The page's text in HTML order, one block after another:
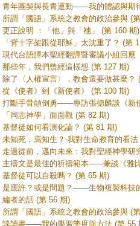
青年團契與長青運動——我的體認與期
所謂「國語」系統之教會的政治參與 (
更正說明 ：「他」與「祂」 (第 160 期)
「背十字架跟從耶穌」太沈重了？ (第
現代台語譯本聖經翻譯暨審議小組回應
那些年，我們曾經這樣想 (第 127 期)
除了〈人權宣言〉，教會還要做甚麼？
從《使者》到《新使者》 (第 100 期)
打斷手骨顛倒勇——專訪張德麟談《新
「同志神學」面面觀 (第 82 期)
基督徒如何看演化論？ (第 81 期)
未知死，焉知生？-我對生命教育的看
走過從前，邁向未來：我對聖經神學研
主禱文是最佳的祈禱範本------兼談《雅
基督徒可以自殺嗎？ (第 65 期)
是應許？或是問題？——生物複製科技
編者的話 (第 56 期)
所謂「國語」系統之教會的政治參與 (
談讀書——我的學習態度與方法 (第 55